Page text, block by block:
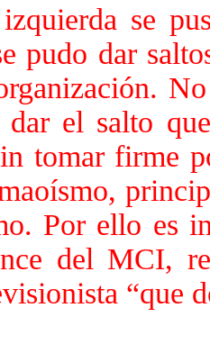
se
pudo dar
el salto
tomar firme
Por ello es
del MCI,
“que